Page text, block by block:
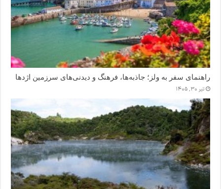
راهنمای سفر به ولز؛ جاذبه‌ها، فرهنگ و دیدنی‌های سرزمین اژدها
تیر ۳۰, ۱۴۰۵